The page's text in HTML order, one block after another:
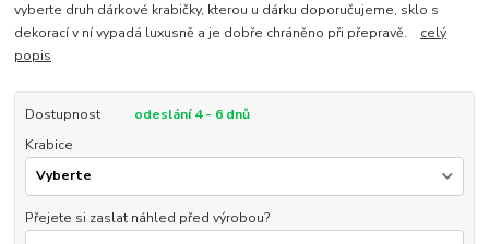
vyberte druh dárkové krabičky, kterou u dárku doporučujeme, sklo s
dekorací v ní vypadá luxusně a je dobře chráněno při přepravě. celý
popis
Dostupnost
odeslání 4 - 6 dnů
Krabice
Přejete si zaslat náhled před výrobou?